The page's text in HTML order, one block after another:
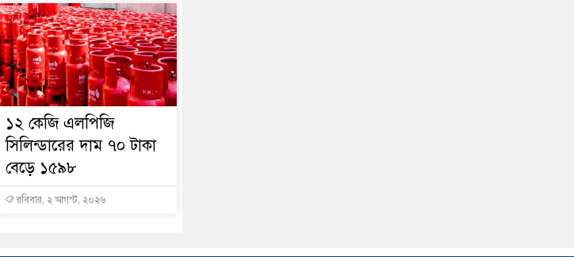
১২ কেজি এলপিজি
সিলিন্ডারের দাম ৭০ টাকা
বেড়ে ১৫৯৮
রবিবার, ২ আগস্ট, ২০২৬